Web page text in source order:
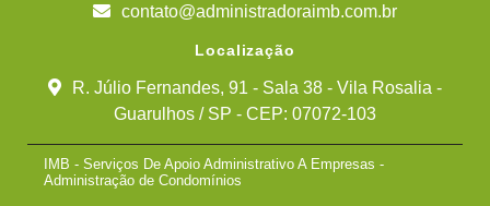
contato@administradoraimb.com.br
Localização
R. Júlio Fernandes, 91 - Sala 38 - Vila Rosalia -
Guarulhos / SP - CEP: 07072-103
IMB - Serviços De Apoio Administrativo A Empresas -
Administração de Condomínios